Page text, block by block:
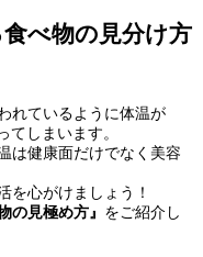
べ物の見分け方
れているように体温が
しまいます。
は健康面だけでなく美容
を心がけましょう！
の見極め方』 をご紹介し